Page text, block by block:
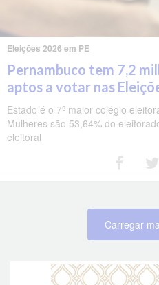
Eleições 2026 em PE
Pernambuco tem 7,2
aptos a votar nas
Estado é o 7º maior colégio
Mulheres são 53,64% do
eleitoral
Carregar